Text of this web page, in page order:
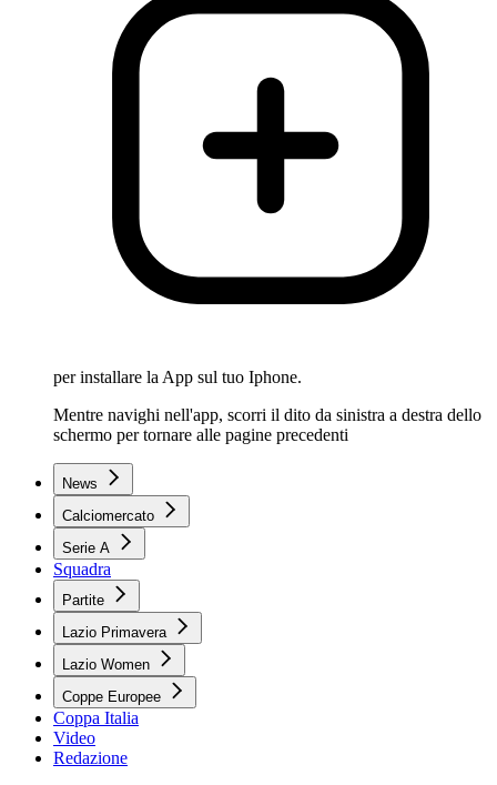
per installare la App sul tuo Iphone.
Mentre navighi nell'app, scorri il dito da sinistra a destra dello
schermo per tornare alle pagine precedenti
News
Calciomercato
Serie A
Squadra
Partite
Lazio Primavera
Lazio Women
Coppe Europee
Coppa Italia
Video
Redazione